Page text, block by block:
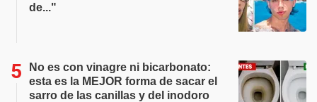
de..."
No es con vinagre ni bicarbonato:
esta es la MEJOR forma de sacar el
sarro de las canillas y del inodoro